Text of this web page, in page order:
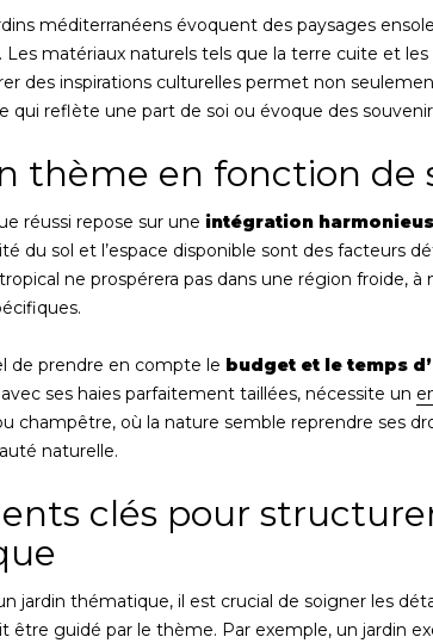
méditerranéens évoquent des paysages
Les matériaux naturels tels que la terre cuite et
des inspirations culturelles permet non
qui reflète une part de soi ou évoque des
thème en fonction
réussi repose sur une intégration
du sol et l’espace disponible sont des facteurs
ne prospérera pas dans une région froide, à
de prendre en compte le budget et le temps
ses haies parfaitement taillées, nécessite un
champêtre, où la nature semble reprendre ses
naturelle.
clés pour
jardin thématique, il est crucial de soigner les
être guidé par le thème. Par exemple, un jardin